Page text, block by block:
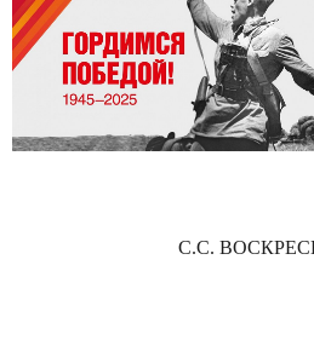
С.С.